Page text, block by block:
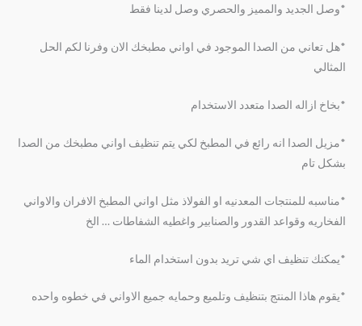
*وصل الجديد والمميز والحصري وصل لدينا فقط
*هل تعاني من الصدا الموجود في اواني مطبخك الان وفرنا لكم الحل
المثالي
*بخاخ ازاله الصدا متعدد الاستخدام
*مزيل الصدا انه رائع في المطبخ لكي يتم تنظيف اواني مطبخك من الصدا
بشكل تام
*مناسبه للمنتجات المعدنيه او الفولاذ مثل اواني المطبخ الافران والاواني
الفخاريه وقواعد القدور والصنابير واغطيه الشفاطات … الخ
*يمكنك تنظيف اي شي تريد بدون استخدام الماء
*يقوم هاذا المنتج بتنظيف وتلميع وحمايه جميع الاواني في خطوه واحده